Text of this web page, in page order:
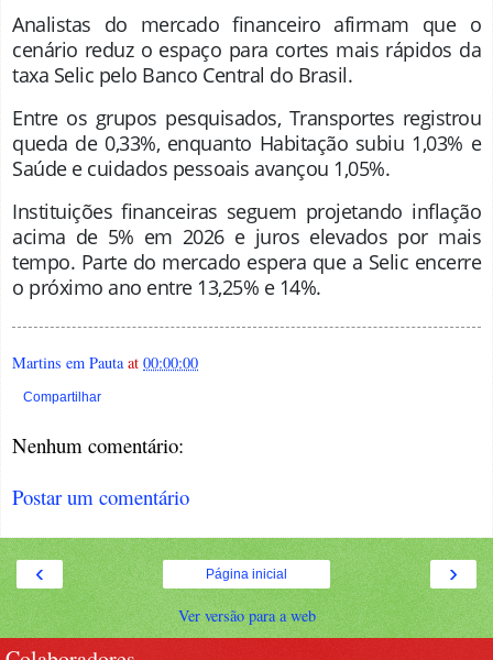
Analistas do mercado financeiro afirmam que o
cenário reduz o espaço para cortes mais rápidos da
taxa Selic pelo Banco Central do Brasil.
Entre os grupos pesquisados, Transportes registrou
queda de 0,33%, enquanto Habitação subiu 1,03% e
Saúde e cuidados pessoais avançou 1,05%.
Instituições financeiras seguem projetando inflação
acima de 5% em 2026 e juros elevados por mais
tempo. Parte do mercado espera que a Selic encerre
o próximo ano entre 13,25% e 14%.
Martins em Pauta at 00:00:00
Compartilhar
Nenhum comentário:
Postar um comentário
‹ ›
Página inicial
Ver versão para a web